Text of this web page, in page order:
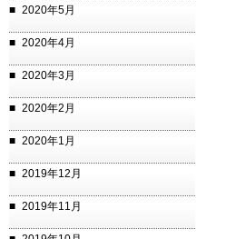
2020年5月
2020年4月
2020年3月
2020年2月
2020年1月
2019年12月
2019年11月